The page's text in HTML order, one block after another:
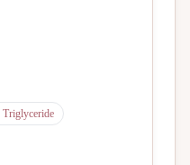
Triglyceride